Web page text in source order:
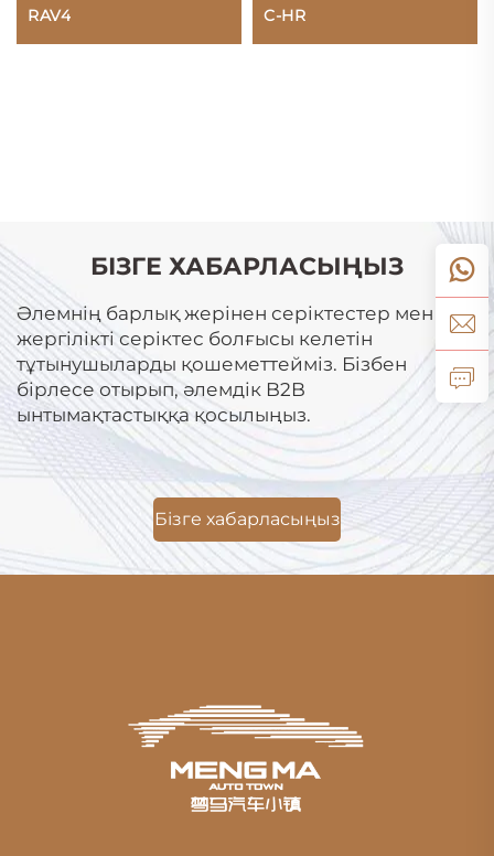
RAV4 C-HR
БІЗГЕ ХАБАРЛАСЫҢЫЗ
Әлемнің барлық жерінен серіктестер мен
жергілікті серіктес болғысы келетін
тұтынушыларды қошеметтейміз. Бізбен
бірлесе отырып, әлемдік B2B
ынтымақтастыққа қосылыңыз.
Бізге хабарласыңыз